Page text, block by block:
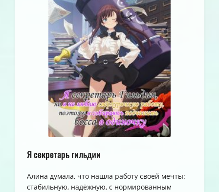
Я секретарь гильдии
Алина думала, что нашла работу своей мечты:
стабильную, надёжную, с нормированным